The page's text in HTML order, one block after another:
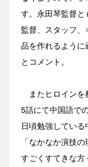
す。永田琴監督と
監督、スタッフ
品を作れるように
とコメント。
またヒロインを
5話にて中国語で
日頃勉強している
「なかなか演技
すごくすてきな方